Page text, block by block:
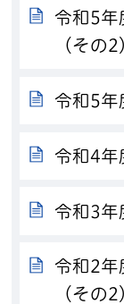
令和5年
（その2
令和5年
令和4年
令和3年
令和2年
（その2